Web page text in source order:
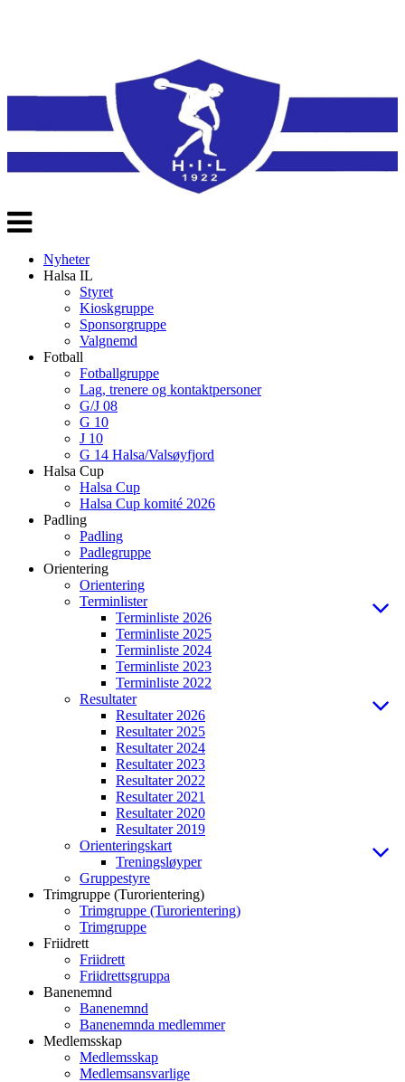
Veksle
navigasjon
Nyheter
Halsa IL
Styret
Kioskgruppe
Sponsorgruppe
Valgnemd
Fotball
Fotballgruppe
Lag, trenere og kontaktpersoner
G/J 08
G 10
J 10
G 14 Halsa/Valsøyfjord
Halsa Cup
Halsa Cup
Halsa Cup komité 2026
Padling
Padling
Padlegruppe
Orientering
Orientering
Terminlister
Terminliste 2026
Terminliste 2025
Terminliste 2024
Terminliste 2023
Terminliste 2022
Resultater
Resultater 2026
Resultater 2025
Resultater 2024
Resultater 2023
Resultater 2022
Resultater 2021
Resultater 2020
Resultater 2019
Orienteringskart
Treningsløyper
Gruppestyre
Trimgruppe (Turorientering)
Trimgruppe (Turorientering)
Trimgruppe
Friidrett
Friidrett
Friidrettsgruppa
Banenemnd
Banenemnd
Banenemnda medlemmer
Medlemsskap
Medlemsskap
Medlemsansvarlige